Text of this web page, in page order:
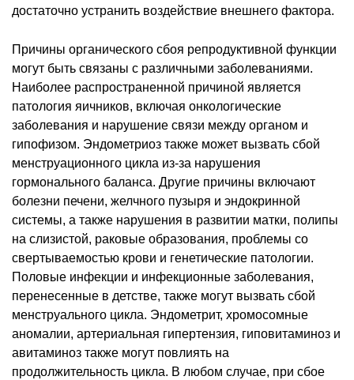
достаточно устранить воздействие внешнего фактора.
Причины органического сбоя репродуктивной функции
могут быть связаны с различными заболеваниями.
Наиболее распространенной причиной является
патология яичников, включая онкологические
заболевания и нарушение связи между органом и
гипофизом. Эндометриоз также может вызвать сбой
менструационного цикла из-за нарушения
гормонального баланса. Другие причины включают
болезни печени, желчного пузыря и эндокринной
системы, а также нарушения в развитии матки, полипы
на слизистой, раковые образования, проблемы со
свертываемостью крови и генетические патологии.
Половые инфекции и инфекционные заболевания,
перенесенные в детстве, также могут вызвать сбой
менструального цикла. Эндометрит, хромосомные
аномалии, артериальная гипертензия, гиповитаминоз и
авитаминоз также могут повлиять на
продолжительность цикла. В любом случае, при сбое